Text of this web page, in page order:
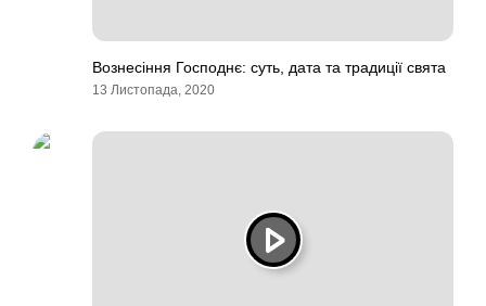
Вознесіння Господнє: суть, дата та традиції свята
13 Листопада, 2020